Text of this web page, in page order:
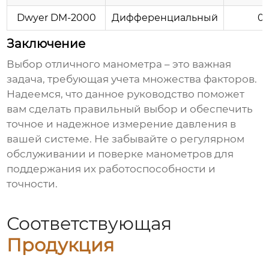
Dwyer DM-2000 Дифференциальный
Заключение
Выбор отличного манометра – это важная
задача, требующая учета множества факторов.
Надеемся, что данное руководство поможет
вам сделать правильный выбор и обеспечить
точное и надежное измерение давления в
вашей системе. Не забывайте о регулярном
обслуживании и поверке манометров для
поддержания их работоспособности и
точности.
Соответствующая
Продукция